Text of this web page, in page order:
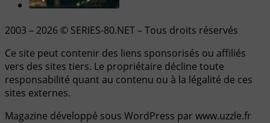
2003 – 2026 © SERIES-80.NET – Tous droits réservés
Ce site peut contenir des liens sponsorisés ou affiliés
vers des sites tiers. Le propriétaire décline toute
responsabilité quant au contenu ou à la légalité de ces
sites externes.
Magazine développé sous WordPress par www.uzzle.fr